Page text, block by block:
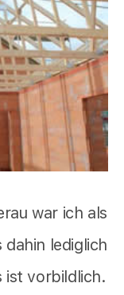
war ich als
lediglich
ist vorbildlich.